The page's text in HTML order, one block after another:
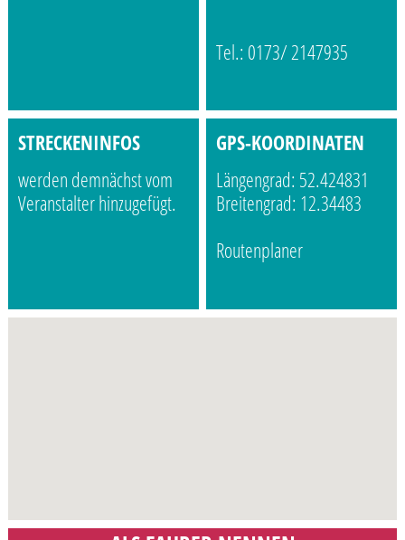
Tel.: 0173/ 2147935
STRECKENINFOS
werden demnächst vom
Veranstalter hinzugefügt.
GPS-KOORDINATEN
Längengrad: 52.424831
Breitengrad: 12.34483
Routenplaner